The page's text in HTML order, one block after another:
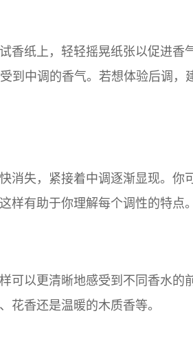
香纸上，轻轻摇晃纸张以促进香
到中调的香气。若想体验后调，
消失，紧接着中调逐渐显现。你
样有助于你理解每个调性的特点。
以更清晰地感受到不同香水的
花香还是温暖的木质香等。